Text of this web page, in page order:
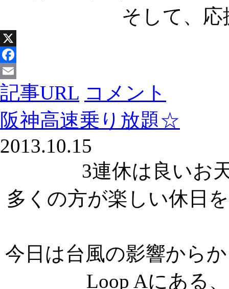
そして、
X
Facebook
Email
記事URL コメント
阪神高速乗り放題☆
2013.10.15
3連休は良いお
多くの方が楽しい休日
今日は台風の影響から
Loop Aにある